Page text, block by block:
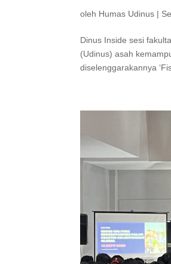
oleh Humas Udinus |
Dinus Inside sesi
(Udinus) asah
diselenggarakannya